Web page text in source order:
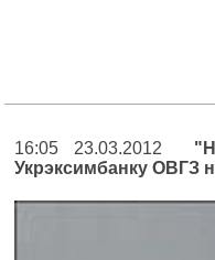
16:05 23.03.2012
Укрэксимбанку ОВГЗ